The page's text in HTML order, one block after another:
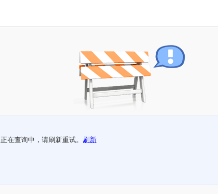
正在查询中，请刷新重试。 刷新